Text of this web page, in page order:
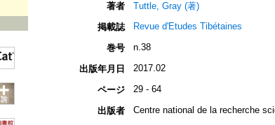
著者
Tuttle, Gray (著)
掲載誌
Revue d'Etudes Tibétaines
巻号 n.38
出版年月日 2017.02
ページ 29 - 64
出版者 Centre national de la recherche